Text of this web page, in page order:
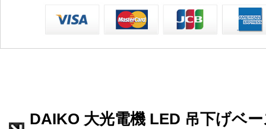
DAIKO 大光電機 LED 吊下げベ